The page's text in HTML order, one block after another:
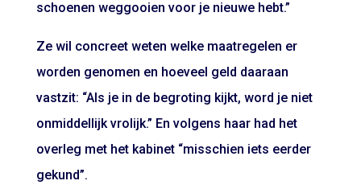
schoenen weggooien voor je nieuwe hebt.”
Ze wil concreet weten welke maatregelen er
worden genomen en hoeveel geld daaraan
vastzit: “Als je in de begroting kijkt, word je niet
onmiddellijk vrolijk.” En volgens haar had het
overleg met het kabinet “misschien iets eerder
gekund”.